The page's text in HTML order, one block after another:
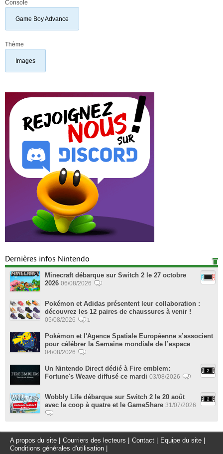
Console
Game Boy Advance
Thème
Images
Dernières infos Nintendo
Minecraft débarque sur Switch 2 le 27 octobre
2026 06/08/2026
Pokémon et Adidas présentent leur collaboration :
découvrez les 12 paires de chaussures à venir !
05/08/2026 1
Pokémon et l'Agence Spatiale Européenne s’associent
pour célébrer la Semaine mondiale de l’espace
04/08/2026
Un Nintendo Direct dédié à Fire emblem:
Fortune's Weave diffusé ce mardi 03/08/2026
Wobbly Life débarque sur Switch 2 le 20 août
avec la coop à quatre et le GameShare 31/07/2026
A propos du site Courriers des lecteurs Contact Equipe du site
Conditions générales d'utilisation